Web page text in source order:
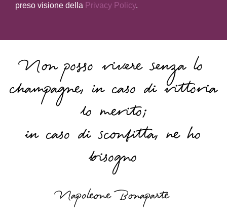
preso visione della Privacy Policy.
Non posso vivere senza lo
champagne, in caso di vittoria
lo merito;
in caso di sconfitta, ne ho
bisogno
Napoleone Bonaparte